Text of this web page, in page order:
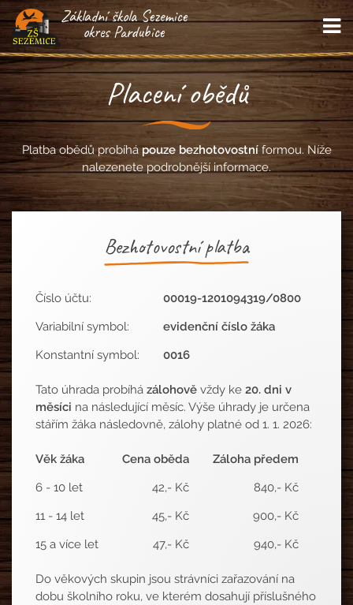
Základní škola Sezemice
okres Pardubice
Placení obědů
Platba obědů probíhápouze bezhotovostníformou. Níže
nalezenete podrobnější informace.
Bezhotovostní platba
Číslo účtu:
00019-1201094319/0800
Variabilní symbol:
evidenční číslo žáka
Konstantní symbol:
0016
Tato úhrada probíhá zálohově vždy ke 20. dni v
měsíci na následující měsíc. Výše úhrady je určena
stářím žáka následovně, zálohy platné od 1. 1. 2026:
Věk žáka Cena oběda
Záloha předem
6 - 10 let
42,- Kč
840,- Kč
11 - 14 let
45,- Kč
900,- Kč
15 a více let
47,- Kč 940,- Kč
Do věkových skupin jsou strávníci zařazování na
dobu školního roku, ve kterém dosahují příslušného